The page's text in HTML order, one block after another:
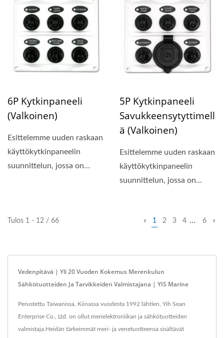
6P Kytkinpaneeli
(valkoinen)
Esittelemme uuden raskaan
käyttökytkinpaneelin
suunnittelun, jossa on
5P Kytkinpaneeli
Savukkeensytyttimell
Ä (valkoinen)
Esittelemme uuden raskaan
käyttökytkinpaneelin
suunnittelun, jossa on
Tulos 1 - 12 / 66 « 1 2 3 4 … 6 »
Vedenpitävä | Yli 20 Vuoden Kokemus Merenkulun
Sähkötuotteiden Ja Tarvikkeiden Valmistajana | YIS Marine
Perustettu Taiwanissa, Kiinassa vuodesta 1992 lähtien, Yih Sean
Enterprise Co., Ltd. on ollut merielektroniikan ja sähkötuotteiden
valmistaja.Heidän tärkeimmät meri- ja venetuotteensa sisältävät